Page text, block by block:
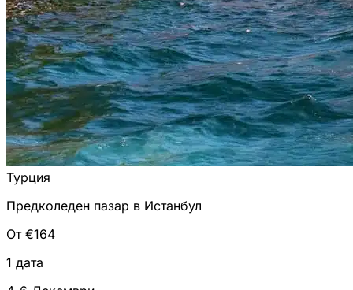
Турция
Предколеден пазар в Истанбул
От €164
1 дата